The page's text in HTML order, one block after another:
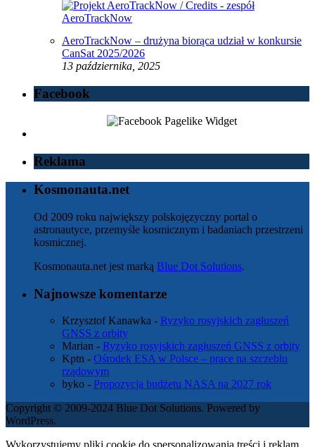
AeroTrackNow – drużyna biorąca udział w konkursie
CanSat 2025/2026
13 października, 2025
Facebook
Reklama
Kosmonauta.net
Od 2009 roku największy polskojęzyczny portal o
astronautyce, przemyśle kosmicznym i badaniach przestrzeni
kosmicznej.
Kosmonauta.net jest marką Blue Dot Solutions.
Najnowsze komentarze
Krzysztof Kanawka - Ryzyko rosyjskich zagłuszeń
GNSS z orbity
Marian - Ryzyko rosyjskich zagłuszeń GNSS z orbity
Kptn - Ośrodek ESA w Polsce – prace na szczeblu
rządowym
byko - Propozycja budżetu NASA na 2027 rok
Copyright © 2009-2024 Blue Dot Solutions. Powered by
WordPress.